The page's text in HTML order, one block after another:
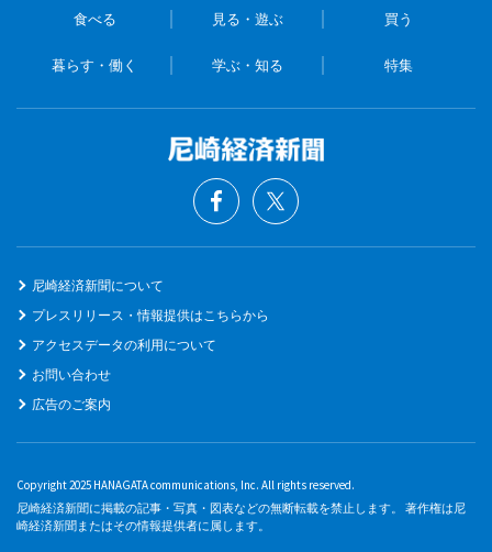
食べる 見る・遊ぶ 買う
暮らす・働く 学ぶ・知る 特集
尼崎経済新聞について
プレスリリース・情報提供はこちらから
アクセスデータの利用について
お問い合わせ
広告のご案内
Copyright 2025 HANAGATA communications, Inc. All rights reserved.
尼崎経済新聞に掲載の記事・写真・図表などの無断転載を禁止します。 著作権は尼
崎経済新聞またはその情報提供者に属します。